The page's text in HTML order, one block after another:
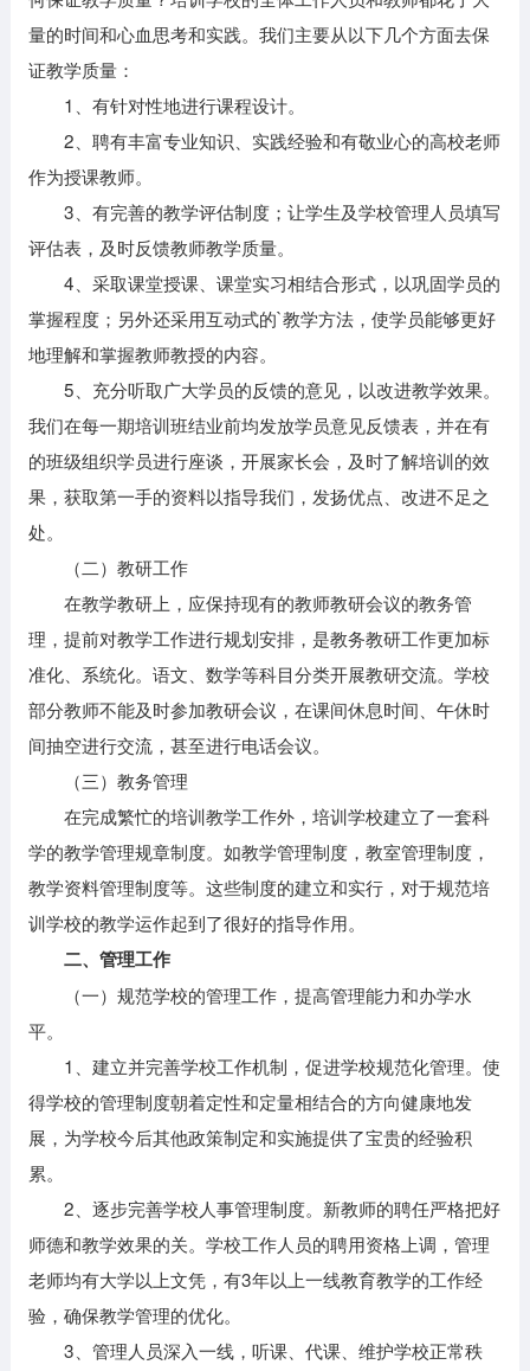
量的时间和心血思考和实践。我们主要从以下几个方面去保
证教学质量：
1、有针对性地进行课程设计。
2、聘有丰富专业知识、实践经验和有敬业心的高校老师
作为授课教师。
3、有完善的教学评估制度；让学生及学校管理人员填写
评估表，及时反馈教师教学质量。
4、采取课堂授课、课堂实习相结合形式，以巩固学员的
掌握程度；另外还采用互动式的`教学方法，使学员能够更好
地理解和掌握教师教授的内容。
5、充分听取广大学员的反馈的意见，以改进教学效果。
我们在每一期培训班结业前均发放学员意见反馈表，并在有
的班级组织学员进行座谈，开展家长会，及时了解培训的效
果，获取第一手的资料以指导我们，发扬优点、改进不足之
处。
（二）教研工作
在教学教研上，应保持现有的教师教研会议的教务管
理，提前对教学工作进行规划安排，是教务教研工作更加标
准化、系统化。语文、数学等科目分类开展教研交流。学校
部分教师不能及时参加教研会议，在课间休息时间、午休时
间抽空进行交流，甚至进行电话会议。
（三）教务管理
在完成繁忙的培训教学工作外，培训学校建立了一套科
学的教学管理规章制度。如教学管理制度，教室管理制度，
教学资料管理制度等。这些制度的建立和实行，对于规范培
训学校的教学运作起到了很好的指导作用。
二、管理工作
（一）规范学校的管理工作，提高管理能力和办学水
平。
1、建立并完善学校工作机制，促进学校规范化管理。使
得学校的管理制度朝着定性和定量相结合的方向健康地发
展，为学校今后其他政策制定和实施提供了宝贵的经验积
累。
2、逐步完善学校人事管理制度。新教师的聘任严格把好
师德和教学效果的关。学校工作人员的聘用资格上调，管理
老师均有大学以上文凭，有3年以上一线教育教学的工作经
验，确保教学管理的优化。
3、管理人员深入一线，听课、代课、维护学校正常秩